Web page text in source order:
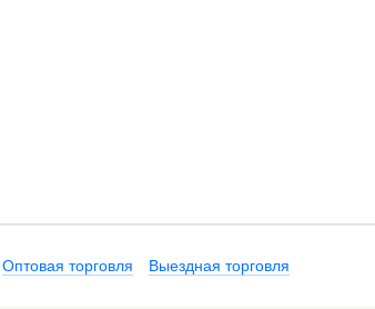
Оптовая торговля Выездная торговля